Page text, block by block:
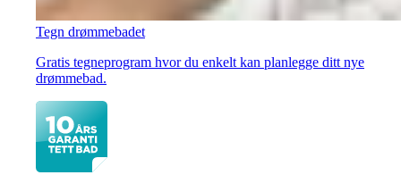
Tegn drømmebadet
Gratis tegneprogram hvor du enkelt kan planlegge ditt nye
drømmebad.